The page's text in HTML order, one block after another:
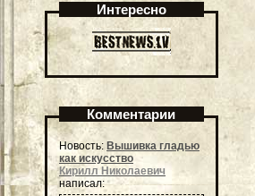
Интересно
Комментарии
Новость: Вышивка гладью
как искусство
Кирилл Николаевич
написал: